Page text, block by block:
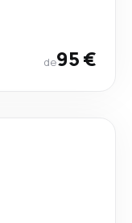
de95 €